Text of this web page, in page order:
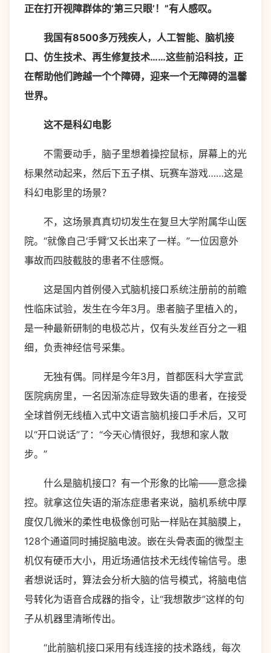
正在打开视障群体的‘第三只眼’！”有人感叹。
我国有8500多万残疾人，人工智能、脑机接
口、仿生技术、再生修复技术……这些前沿科技，正
在帮助他们跨越一个个障碍，迎来一个无障碍的温馨
世界。
这不是科幻电影
不需要动手，脑子里想着操控鼠标，屏幕上的光
标果然动起来，然后下五子棋、玩赛车游戏……这是
科幻电影里的场景？
不，这场景真真切切发生在复旦大学附属华山医
院。“就像自己‘手臂’又长出来了一样。”一位因意外
事故而四肢截肢的患者不住感慨。
这是国内首例侵入式脑机接口系统注册前的前瞻
性临床试验，发生在今年3月。患者脑子里植入的，
是一种最新研制的电极芯片，仅有头发丝百分之一粗
细，负责神经信号采集。
无独有偶。同样是今年3月，首都医科大学宣武
医院病房里，一名因渐冻症导致失语的患者，在接受
全球首例无线植入式中文语言脑机接口手术后，又可
以“开口说话”了：“今天心情很好，我想和家人散
步。”
什么是脑机接口？有一个形象的比喻——意念操
控。就拿这位失语的渐冻症患者来说，脑机系统中厚
度仅几微米的柔性电极像创可贴一样贴在其脑膜上，
128个通道同时捕捉脑电波。嵌在头骨表面的微型主
机仅有硬币大小，用近场通信技术无线传输信号。患
者想说话时，算法会分析大脑的信号模式，将脑电信
号转化为语音合成器的指令，让“我想散步”这样的句
子从机器里清晰传出。
“此前脑机接口采用有线连接的技术路线，每次